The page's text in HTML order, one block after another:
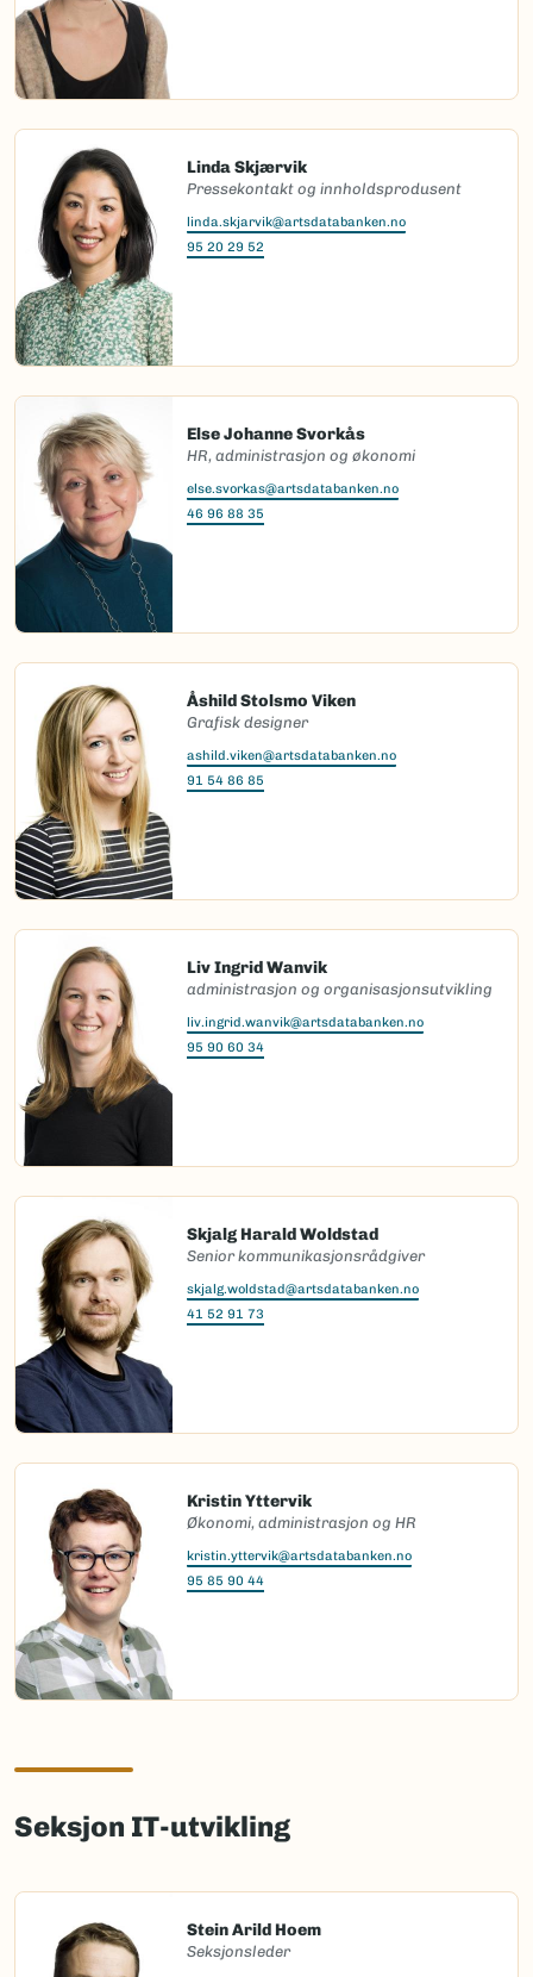
Linda Skjærvik
Pressekontakt og innholdsprodusent
linda.skjarvik@artsdatabanken.no
95 20 29 52
Else Johanne Svorkås
HR, administrasjon og økonomi
else.svorkas@artsdatabanken.no
46 96 88 35
Åshild Stolsmo Viken
Grafisk designer
ashild.viken@artsdatabanken.no
91 54 86 85
Liv Ingrid Wanvik
administrasjon og organisasjonsutvikling
liv.ingrid.wanvik@artsdatabanken.no
95 90 60 34
Skjalg Harald Woldstad
Senior kommunikasjonsrådgiver
skjalg.woldstad@artsdatabanken.no
41 52 91 73
Kristin Yttervik
Økonomi, administrasjon og HR
kristin.yttervik@artsdatabanken.no
95 85 90 44
Seksjon IT-utvikling
Stein Arild Hoem
Seksjonsleder